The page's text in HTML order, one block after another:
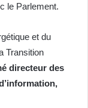
le Parlement.
et du
Transition
directeur des